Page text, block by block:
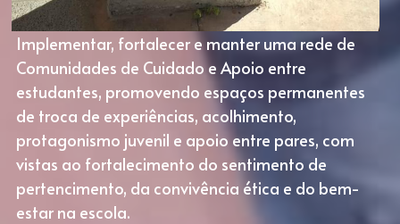
Implementar, fortalecer e manter uma rede de
Comunidades de Cuidado e Apoio entre
estudantes, promovendo espaços permanentes
de troca de experiências, acolhimento,
protagonismo juvenil e apoio entre pares, com
vistas ao fortalecimento do sentimento de
pertencimento, da convivência ética e do bem-
estar na escola.